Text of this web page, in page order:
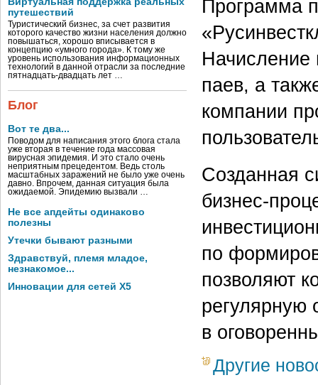
путешествий
Туристический бизнес, за счет развития
которого качество жизни населения должно
повышаться, хорошо вписывается в
концепцию «умного города». К тому же
уровень использования информационных
технологий в данной отрасли за последние
пятнадцать-двадцать лет …
Блог
Вот те два...
Поводом для написания этого блога стала
уже вторая в течение года массовая
вирусная эпидемия. И это стало очень
неприятным прецедентом. Ведь столь
масштабных заражений не было уже очень
давно. Впрочем, данная ситуация была
ожидаемой. Эпидемию вызвали …
Не все апдейты одинаково
полезны
Утечки бывают разными
Здравствуй, племя младое,
незнакомое...
Инновации для сетей X5
Программа
Начисление
паев, а
компании
Созданная
бизнес-
по
позволяют
регулярную
в
Другие